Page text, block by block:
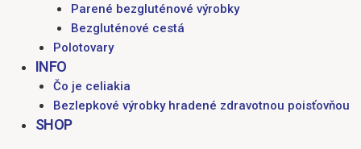
Parené bezgluténové výrobky
Bezgluténové cestá
Polotovary
INFO
Čo je celiakia
Bezlepkové výrobky hradené zdravotnou poisťovňou
SHOP